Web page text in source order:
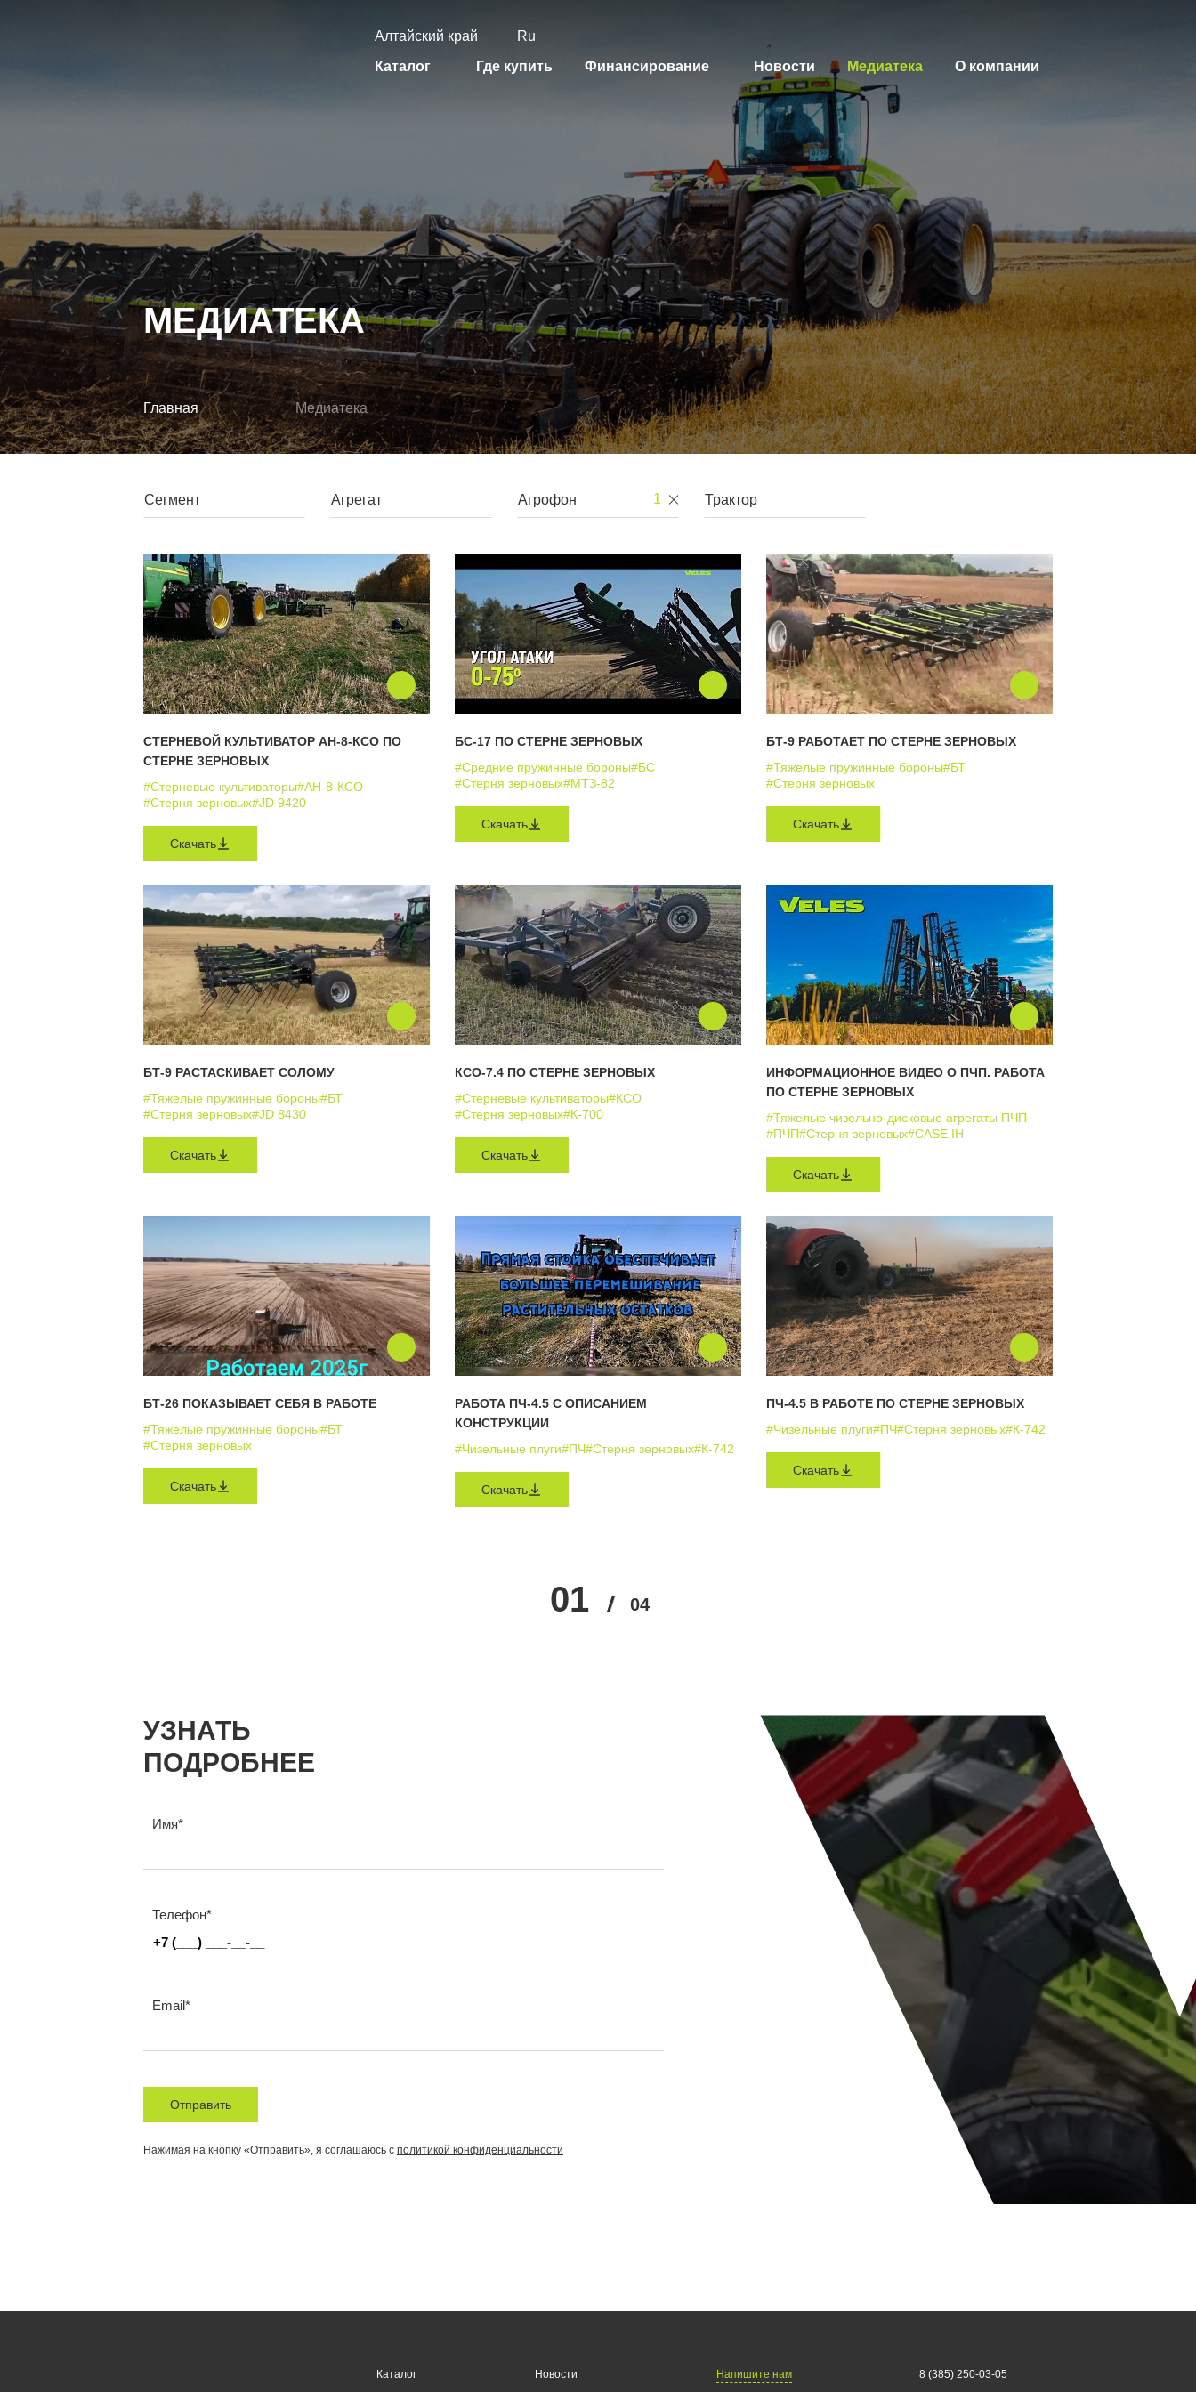
Алтайский край
Ru
Каталог
Где купить Финансирование Новости Медиатека О компании
МЕДИАТЕКА
Главная Медиатека
1
СТЕРНЕВОЙ КУЛЬТИВАТОР АН-8-КСО ПО
СТЕРНЕ ЗЕРНОВЫХ
#Стерневые культиваторы#АН-8-КСО
#Стерня зерновых#JD 9420
Скачать
БС-17 ПО СТЕРНЕ ЗЕРНОВЫХ
#Средние пружинные бороны#БС
#Стерня зерновых#МТЗ-82
Скачать
БТ-9 РАБОТАЕТ ПО СТЕРНЕ ЗЕРНОВЫХ
#Тяжелые пружинные бороны#БТ
#Стерня зерновых
Скачать
БТ-9 РАСТАСКИВАЕТ СОЛОМУ
#Тяжелые пружинные бороны#БТ
#Стерня зерновых#JD 8430
Скачать
КСО-7.4 ПО СТЕРНЕ ЗЕРНОВЫХ
#Стерневые культиваторы#КСО
#Стерня зерновых#К-700
Скачать
ИНФОРМАЦИОННОЕ ВИДЕО О ПЧП. РАБОТА
ПО СТЕРНЕ ЗЕРНОВЫХ
#Тяжелые чизельно-дисковые агрегаты ПЧП
#ПЧП#Стерня зерновых#CASE IH
Скачать
БТ-26 ПОКАЗЫВАЕТ СЕБЯ В РАБОТЕ
#Тяжелые пружинные бороны#БТ
#Стерня зерновых
Скачать
РАБОТА ПЧ-4.5 С ОПИСАНИЕМ
КОНСТРУКЦИИ
#Чизельные плуги#ПЧ#Стерня зерновых#К-742
Скачать
ПЧ-4.5 В РАБОТЕ ПО СТЕРНЕ ЗЕРНОВЫХ
#Чизельные плуги#ПЧ#Стерня зерновых#К-742
Скачать
01 0203 04
УЗНАТЬ
ПОДРОБНЕЕ
Имя
Телефон
Email
Отправить
Нажимая на кнопку «Отправить», я соглашаюсь с политикой конфиденциальности
Каталог Новости Напишите нам 8 (385) 250-03-05